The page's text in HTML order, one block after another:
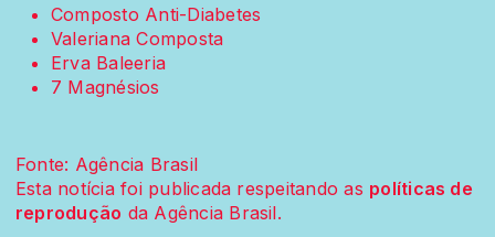
Composto Anti-Diabetes
Valeriana Composta
Erva Baleeria
7 Magnésios
Fonte: Agência Brasil
Esta notícia foi publicada respeitando as políticas de
reprodução da Agência Brasil.